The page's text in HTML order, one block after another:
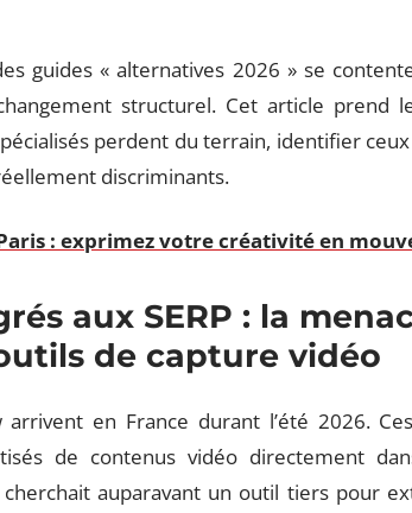
guides « alternatives 2026 » se
structurel. Cet article prend
perdent du terrain, identifier
discriminants.
: exprimez votre créativité en
aux SERP : la
de capture vidéo
en France durant l’été 2026.
de contenus vidéo directement
auparavant un outil tiers pour